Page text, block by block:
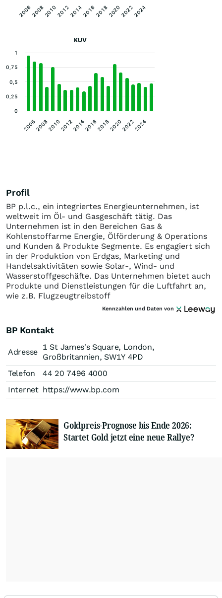
2006200820102012201420162018202020222024
KUV
2006200820102012201420162018202020222024
0
1
0,25
0,5
0,75
Profil
BP p.l.c., ein integriertes Energieunternehmen, ist
weltweit im Öl- und Gasgeschäft tätig. Das
Unternehmen ist in den Bereichen Gas &
Kohlenstoffarme Energie, Ölförderung & Operations
und Kunden & Produkte Segmente. Es engagiert sich
in der Produktion von Erdgas, Marketing und
Handelsaktivitäten sowie Solar-, Wind- und
Wasserstoffgeschäfte. Das Unternehmen bietet auch
Produkte und Dienstleistungen für die Luftfahrt an,
wie z.B. Flugzeugtreibstoff
Kennzahlen und Daten von
BP Kontakt
Adresse
1 St James's Square, London,
Großbritannien, SW1Y 4PD
Telefon
44 20 7496 4000
Internet https://www.bp.com
Goldpreis-Prognose bis Ende 2026:
Startet Gold jetzt eine neue Rallye?